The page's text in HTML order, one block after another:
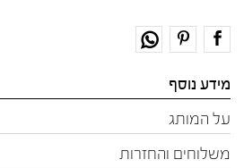
מידע נוסף
על המותג
משלוחים והחזרות